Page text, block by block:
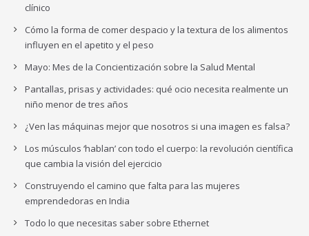
clínico
Cómo la forma de comer despacio y la textura de los alimentos
influyen en el apetito y el peso
Mayo: Mes de la Concientización sobre la Salud Mental
Pantallas, prisas y actividades: qué ocio necesita realmente un
niño menor de tres años
¿Ven las máquinas mejor que nosotros si una imagen es falsa?
Los músculos ‘hablan’ con todo el cuerpo: la revolución científica
que cambia la visión del ejercicio
Construyendo el camino que falta para las mujeres
emprendedoras en India
Todo lo que necesitas saber sobre Ethernet